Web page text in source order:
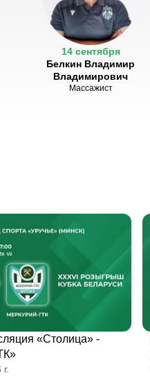
14 сентября
Белкин Владимир
Владимирович
Массажист
«Столица» -